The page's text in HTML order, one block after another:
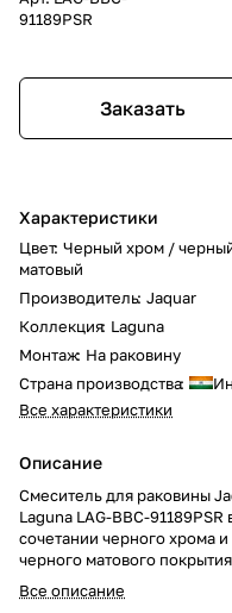
91189PSR
Заказать
Характеристики
Цвет: Черный хром /
матовый
Производитель: Jaquar
Коллекция: Laguna
Монтаж: На раковину
Страна производства:
Все характеристики
Описание
Смеситель для раковины
Laguna LAG-BBC-91189PSR
сочетании черного хрома и
черного матового
это трёхотверстный
с трубчатым изливом и
Все описание